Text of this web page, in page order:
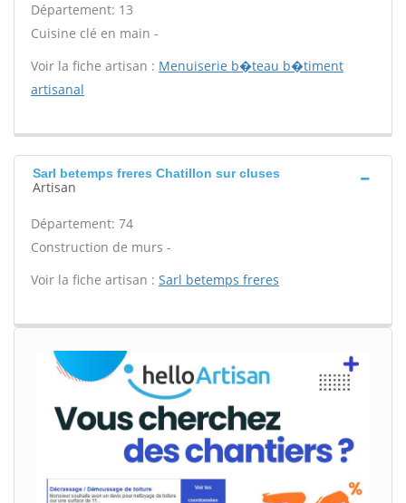
Département: 13
Cuisine clé en main -
Voir la fiche artisan : Menuiserie b�teau b�timent
artisanal
Sarl betemps freres Chatillon sur cluses
Artisan
Département: 74
Construction de murs -
Voir la fiche artisan : Sarl betemps freres